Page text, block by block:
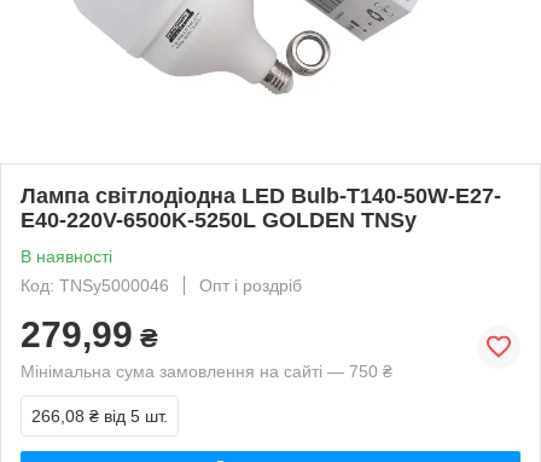
Лампа світлодіодна LED Bulb-T140-50W-E27-
E40-220V-6500K-5250L GOLDEN TNSy
В наявності
Код: TNSy5000046
Опт і роздріб
279,99 ₴
Мінімальна сума замовлення на сайті — 750 ₴
266,08 ₴ від 5 шт.